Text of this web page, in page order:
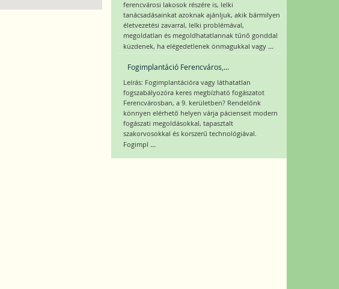
ferencvárosi lakosok részére is, lelki
tanácsadásainkat azoknak ajánljuk, akik bármilyen
életvezetési zavarral, lelki problémával,
megoldatlan és megoldhatatlannak tűnő gonddal
küzdenek, ha elégedetlenek önmagukkal vagy ...
Fogimplantáció Ferencváros,...
Leírás: Fogimplantációra vagy láthatatlan
fogszabályozóra keres megbízható fogászatot
Ferencvárosban, a 9. kerületben? Rendelőnk
könnyen elérhető helyen várja pácienseit modern
fogászati megoldásokkal, tapasztalt
szakorvosokkal és korszerű technológiával.
Fogimpl ...